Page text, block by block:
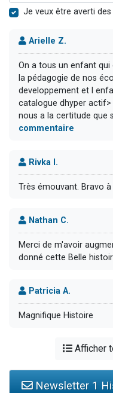
Je veux être averti
Arielle Z.
On a tous un enfant
la pédagogie de nos
developpement et l
catalogue dhyper
nous a la certitude que
commentaire
Rivka I.
Très émouvant. Bravo
Nathan C.
Merci de m'avoir
donné cette Belle
Patricia A.
Magnifique Histoire
Afficher
Newsletter 1